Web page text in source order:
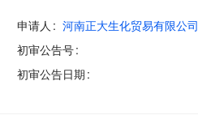
申请人 河南正大生化贸易有限公司
初审公告号
初审公告日期